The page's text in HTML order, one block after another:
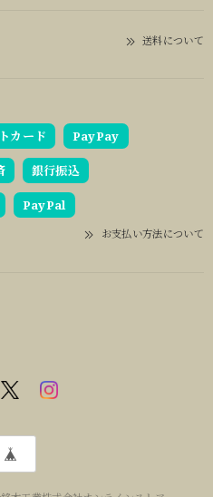
送料について
カード PayPay
銀行振込
PayPal
お支払い方法について